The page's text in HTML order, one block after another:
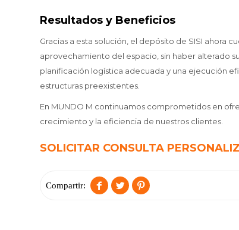
Resultados y Beneficios
Gracias a esta solución, el depósito de SISI ahora
aprovechamiento del espacio, sin haber alterado
planificación logística adecuada y una ejecución
estructuras preexistentes.
En MUNDO M continuamos comprometidos en
crecimiento y la eficiencia de nuestros clientes.
SOLICITAR CONSULTA
  